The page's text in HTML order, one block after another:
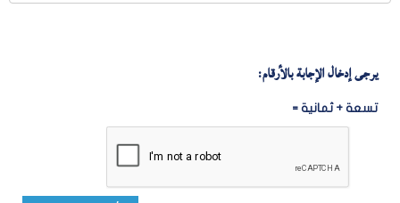
يرجى إدخال الإجابة بالأرقام:
تسعة + ثمانية =